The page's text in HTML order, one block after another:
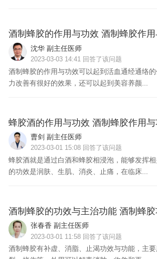
酒制蜂胶的作用与功效 酒制蜂胶作
沈华 副主任医师
2023-03-03 14:41 回答了该问题
酒制蜂胶的作用与功效可以起到活血通经通络
力改善有很好的效果，还可以起到美容养颜...
蜂胶酒的作用与功效 酒制蜂胶作用
曹剑 副主任医师
2023-03-01 15:08 回答了该问题
蜂胶酒就是通过白酒和蜂胶相浸泡，能够发挥
的功效是润肤、生肌、消炎、止痛，在临床...
酒制蜂胶的功效与主治功能 酒制蜂
张春香 副主任医师
2023-03-01 11:58 回答了该问题
酒制蜂胶有补虚、消脂、止渴功效与功能，主